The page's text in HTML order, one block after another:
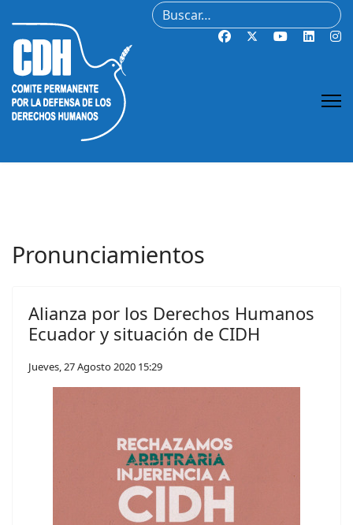
Buscar
Pronunciamientos
Alianza por los Derechos Humanos
Ecuador y situación de CIDH
Jueves, 27 Agosto 2020 15:29